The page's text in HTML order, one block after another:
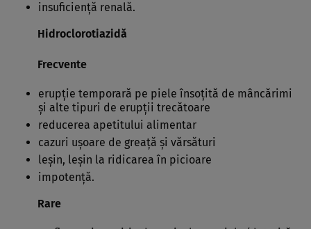
insuficienţă renală.
Hidroclorotiazidă
Frecvente
erupţie temporară pe piele însoţită de mâncărimi
şi alte tipuri de erupţii trecătoare
reducerea apetitului alimentar
cazuri uşoare de greaţă şi vărsături
leşin, leşin la ridicarea în picioare
impotenţă.
Rare